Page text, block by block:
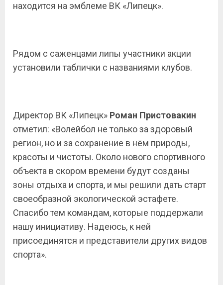
находится на эмблеме ВК «Липецк».
Рядом с саженцами липы участники акции
установили таблички с названиями клубов.
Директор ВК «Липецк» Роман Пристовакин
отметил: «Волейбол не только за здоровый
регион, но и за сохранение в нём природы,
красоты и чистоты. Около нового спортивного
объекта в скором времени будут созданы
зоны отдыха и спорта, и мы решили дать старт
своеобразной экологической эстафете.
Спасибо тем командам, которые поддержали
нашу инициативу. Надеюсь, к ней
присоединятся и представители других видов
спорта».